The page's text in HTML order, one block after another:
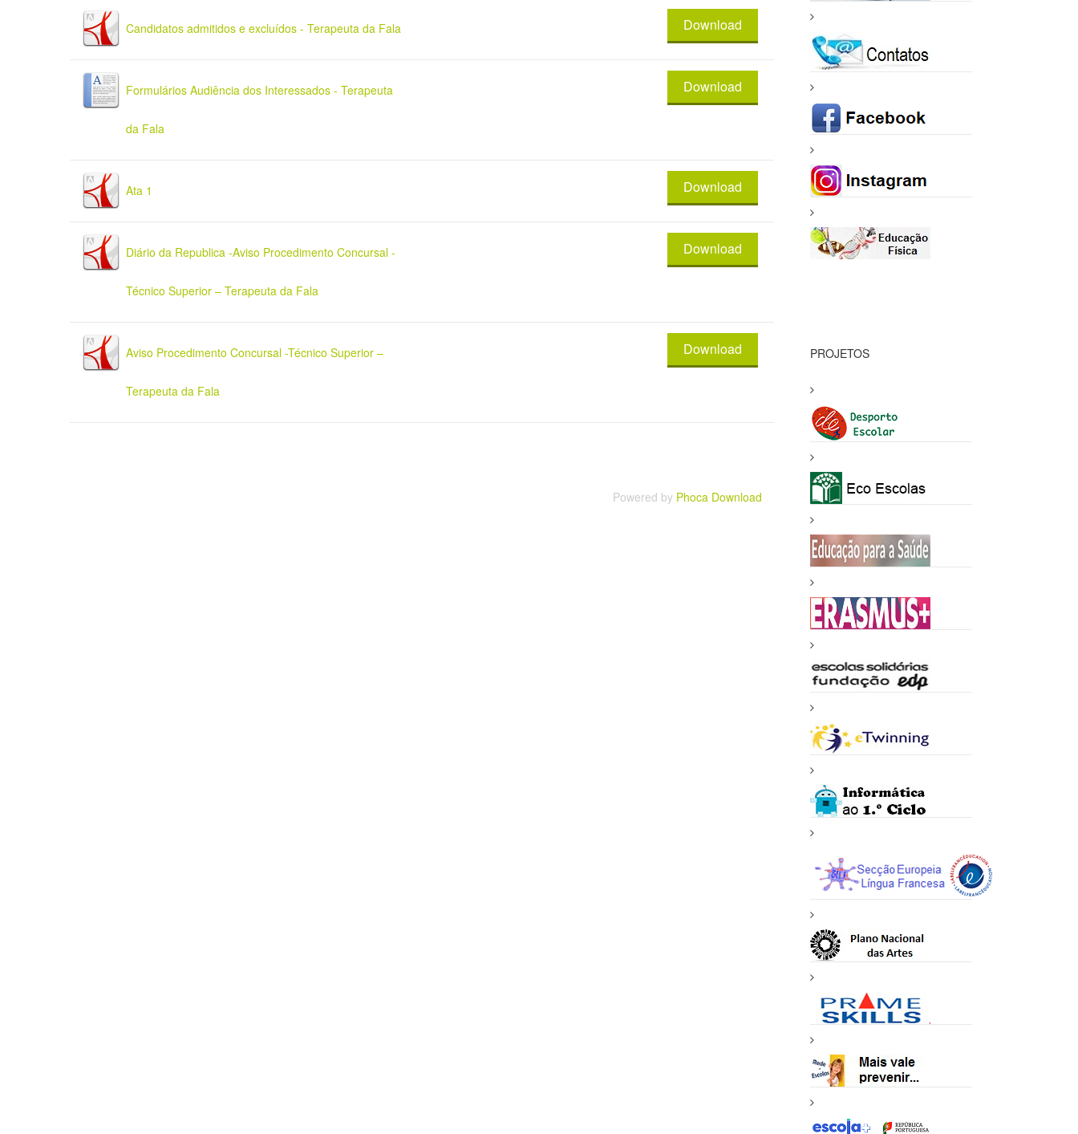
Candidatos admitidos e excluídos - Terapeuta da Fala Download
Formulários Audiência dos Interessados - Terapeuta
da Fala
Download
Ata 1 Download
Diário da Republica -Aviso Procedimento Concursal -
Técnico Superior – Terapeuta da Fala
Download
Aviso Procedimento Concursal -Técnico Superior –
Terapeuta da Fala
Download
Powered by Phoca Download
PROJETOS